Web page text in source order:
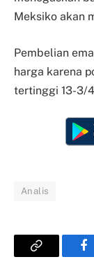
Meksiko akan
Pembelian
harga karena
tertinggi 13-3/
Analis
Copy